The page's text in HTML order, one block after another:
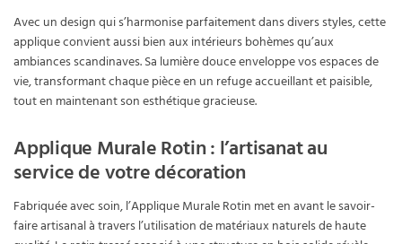
Avec un design qui s’harmonise parfaitement dans divers styles, cette
applique convient aussi bien aux intérieurs bohèmes qu’aux
ambiances scandinaves. Sa lumière douce enveloppe vos espaces de
vie, transformant chaque pièce en un refuge accueillant et paisible,
tout en maintenant son esthétique gracieuse.
Applique Murale Rotin : l’artisanat au
service de votre décoration
Fabriquée avec soin, l’Applique Murale Rotin met en avant le savoir-
faire artisanal à travers l’utilisation de matériaux naturels de haute